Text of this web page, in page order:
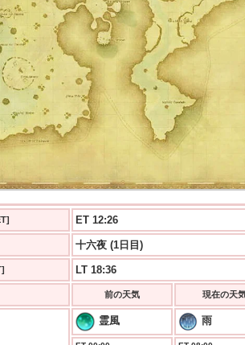
ET 12:26
十六夜 (1日目)
LT 18:36
前の天気 現在の天
霊風 雨